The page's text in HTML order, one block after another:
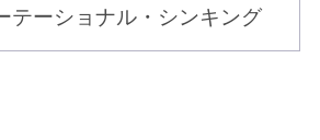
テーショナル・シンキング